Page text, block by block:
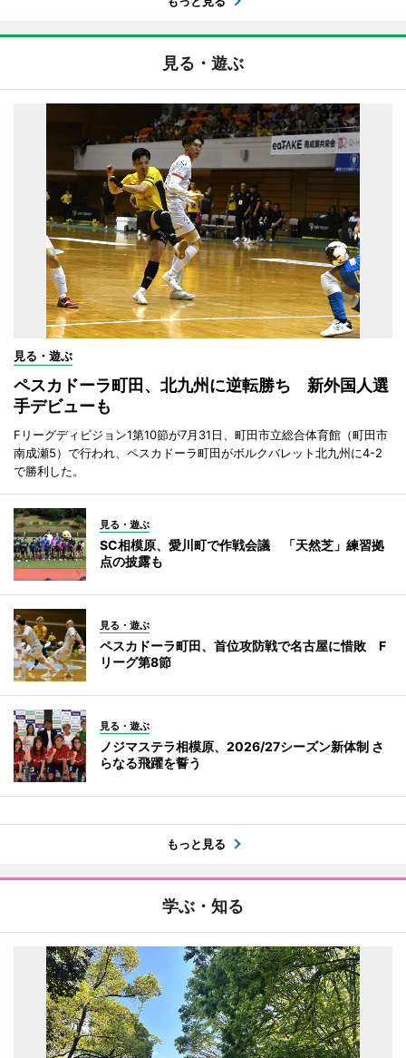
見る・遊ぶ
見る・遊ぶ
ペスカドーラ町田、北九州に逆転勝ち 新外国人選
手デビューも
Fリーグディビジョン1第10節が7月31日、町田市立総合体育館（町田市
南成瀬5）で行われ、ペスカドーラ町田がボルクバレット北九州に4-2
で勝利した。
見る・遊ぶ
SC相模原、愛川町で作戦会議 「天然芝」練習拠
点の披露も
見る・遊ぶ
ペスカドーラ町田、首位攻防戦で名古屋に惜敗 F
リーグ第8節
見る・遊ぶ
ノジマステラ相模原、2026/27シーズン新体制 さ
らなる飛躍を誓う
もっと見る
学ぶ・知る